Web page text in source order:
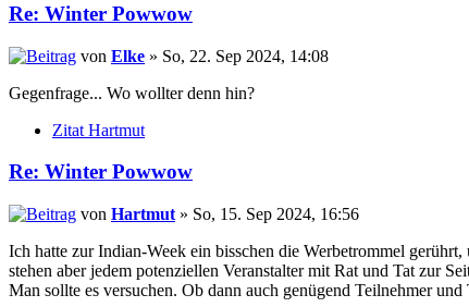
Re: Winter Powwow
von Elke » So, 22. Sep 2024, 14:08
Gegenfrage... Wo wollter denn hin?
Zitat Hartmut
Re: Winter Powwow
von Hartmut » So, 15. Sep 2024, 16:56
Ich hatte zur Indian-Week ein bisschen die Werbetrommel
stehen aber jedem potenziellen Veranstalter mit Rat und Tat zur
Man sollte es versuchen. Ob dann auch genügend Teilnehmer